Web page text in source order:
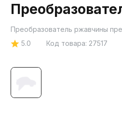
5.0
Код товара: 27517